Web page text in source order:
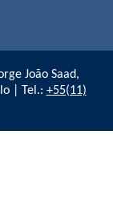
João Saad,
| Tel.: +55(11)